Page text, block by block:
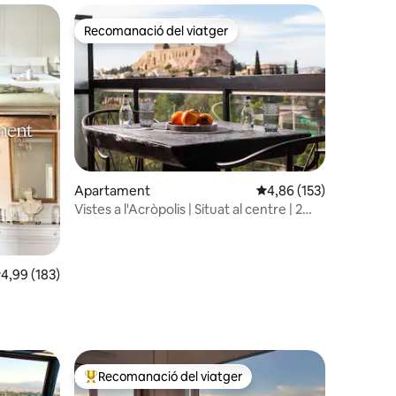
de puntuació mitjana d'un total de 5; 183 avaluacions
4,99 (183)
Recomanació del viatger
Recomanació del viatger
Apartament 4,86 de puntuació
4,86 (153)
Vistes a l'Acròpolis | Situat al centre | 2
Principals recomanacions dels viatgers
Recomanació del viatger